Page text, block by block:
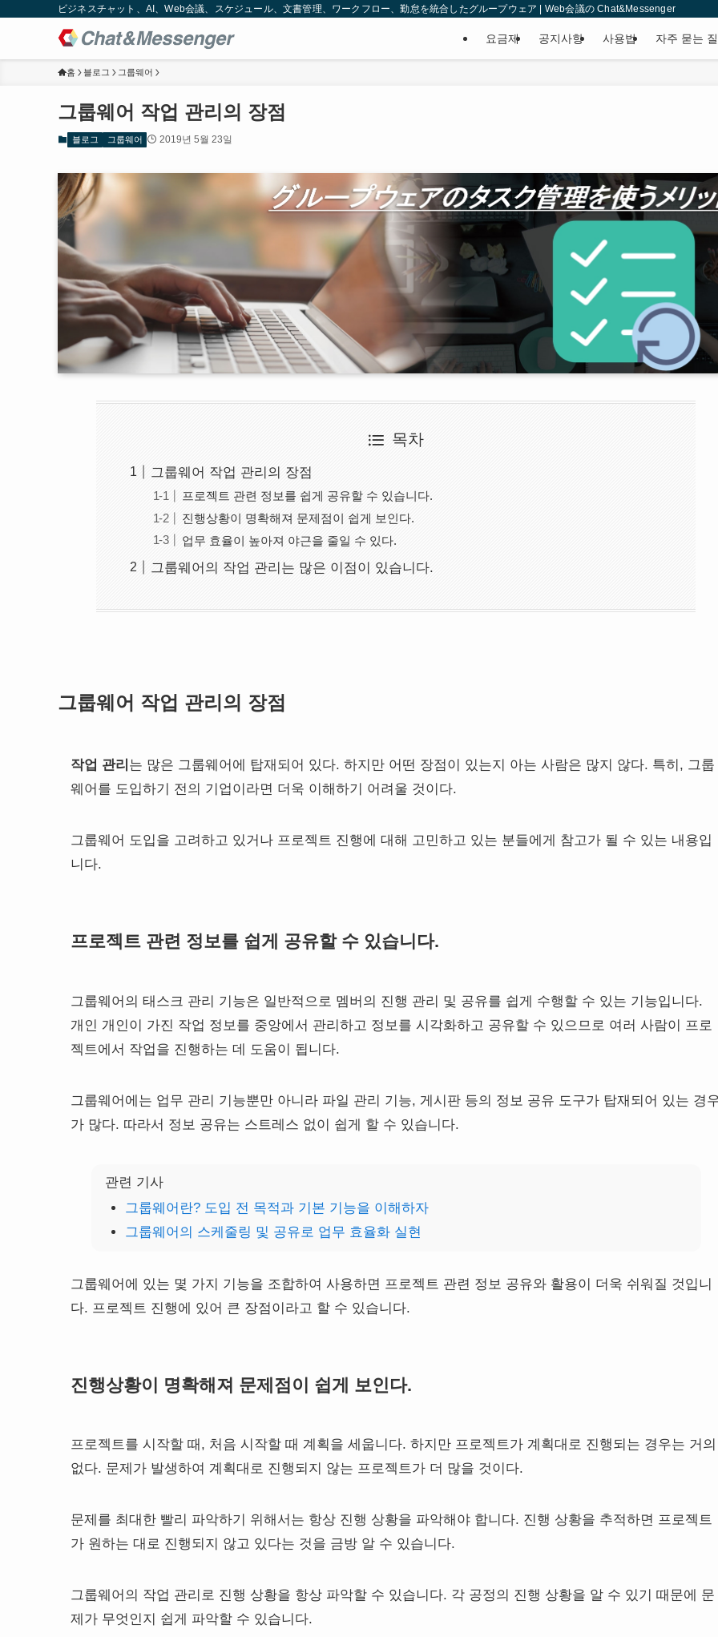
ビジネスチャット、AI、Web会議、スケジュール、文書管理、ワークフロー、勤怠を統合したグループウェア | Web会議の Chat&Messenger
요금제 공지사항 사용법 자주 묻는
홈 블로그 그룹웨어
그룹웨어 작업 관리의 장점
블로그 그룹웨어 2019년 5월 23일
목차
그룹웨어 작업 관리의 장점
프로젝트 관련 정보를 쉽게 공유할 수 있습니다.
진행상황이 명확해져 문제점이 쉽게 보인다.
업무 효율이 높아져 야근을 줄일 수 있다.
그룹웨어의 작업 관리는 많은 이점이 있습니다.
그룹웨어 작업 관리의 장점
작업 관리 는 많은 그룹웨어에 탑재되어 있다. 하지만 어떤 장점이 있는지 아는 사람은 많지 않다. 특히, 그룹
웨어를 도입하기 전의 기업이라면 더욱 이해하기 어려울 것이다.
그룹웨어 도입을 고려하고 있거나 프로젝트 진행에 대해 고민하고 있는 분들에게 참고가 될 수 있는 내용입
니다.
프로젝트 관련 정보를 쉽게 공유할 수 있습니다.
그룹웨어의 태스크 관리 기능은 일반적으로 멤버의 진행 관리 및 공유를 쉽게 수행할 수 있는 기능입니다.
개인 개인이 가진 작업 정보를 중앙에서 관리하고 정보를 시각화하고 공유할 수 있으므로 여러 사람이 프로
젝트에서 작업을 진행하는 데 도움이 됩니다.
그룹웨어에는 업무 관리 기능뿐만 아니라 파일 관리 기능, 게시판 등의 정보 공유 도구가 탑재되어 있는 경
가 많다. 따라서 정보 공유는 스트레스 없이 쉽게 할 수 있습니다.
관련 기사
그룹웨어란? 도입 전 목적과 기본 기능을 이해하자
그룹웨어의 스케줄링 및 공유로 업무 효율화 실현
그룹웨어에 있는 몇 가지 기능을 조합하여 사용하면 프로젝트 관련 정보 공유와 활용이 더욱 쉬워질 것입니
다. 프로젝트 진행에 있어 큰 장점이라고 할 수 있습니다.
진행상황이 명확해져 문제점이 쉽게 보인다.
프로젝트를 시작할 때, 처음 시작할 때 계획을 세웁니다. 하지만 프로젝트가 계획대로 진행되는 경우는 거의
없다. 문제가 발생하여 계획대로 진행되지 않는 프로젝트가 더 많을 것이다.
문제를 최대한 빨리 파악하기 위해서는 항상 진행 상황을 파악해야 합니다. 진행 상황을 추적하면 프로젝트
가 원하는 대로 진행되지 않고 있다는 것을 금방 알 수 있습니다.
그룹웨어의 작업 관리로 진행 상황을 항상 파악할 수 있습니다. 각 공정의 진행 상황을 알 수 있기 때문에 문
제가 무엇인지 쉽게 파악할 수 있습니다.